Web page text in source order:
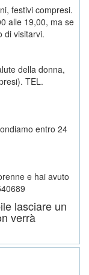
festivi compresi.
alle 19,00, ma se
di visitarvi.
della donna,
TEL.
entro 24
e hai avuto
lasciare un
verrà